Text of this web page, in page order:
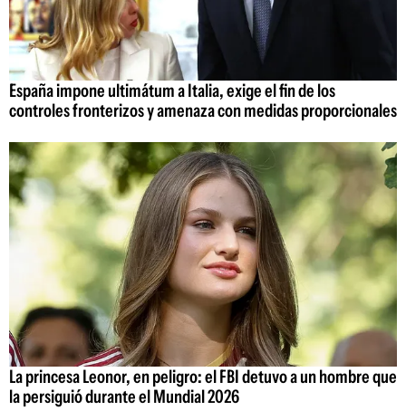
España impone ultimátum a Italia, exige el fin de los
controles fronterizos y amenaza con medidas proporcionales
La princesa Leonor, en peligro: el FBI detuvo a un hombre que
la persiguió durante el Mundial 2026